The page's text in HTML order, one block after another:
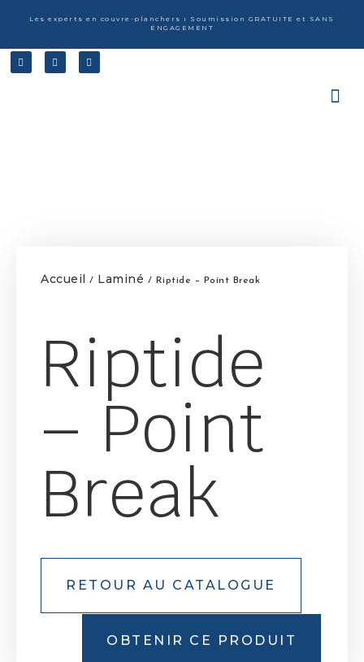
Les experts en couvre-planchers ı Soumission GRATUITE et SANS
ENGAGEMENT
Accueil / Laminé / Riptide – Point Break
Riptide
– Point
Break
RETOUR AU CATALOGUE
OBTENIR CE PRODUIT